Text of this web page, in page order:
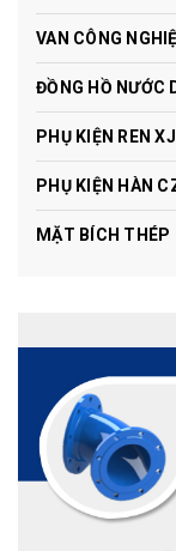
VAN CÔNG
ĐỒNG HỒ NƯỚC
PHỤ KIỆN REN
PHỤ KIỆN HÀN
MẶT BÍCH THÉP